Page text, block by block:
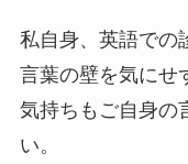
私自身、英語での
言葉の壁を気にせ
気持ちもご自身の
い。